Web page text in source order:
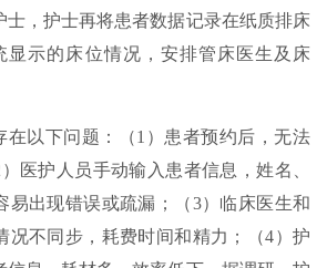
士，护士再将患者数据记录在纸质排床
显示的床位情况，安排管床医生及床
在以下问题：（1）患者预约后，无法
医护人员手动输入患者信息，姓名、
易出现错误或疏漏；（3）临床医生和
况不同步，耗费时间和精力；（4）护